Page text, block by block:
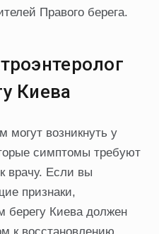
Правого берега.
Киева
возникнуть у
симптомы требуют
врачу. Если вы
признаки,
берегу Киева должен